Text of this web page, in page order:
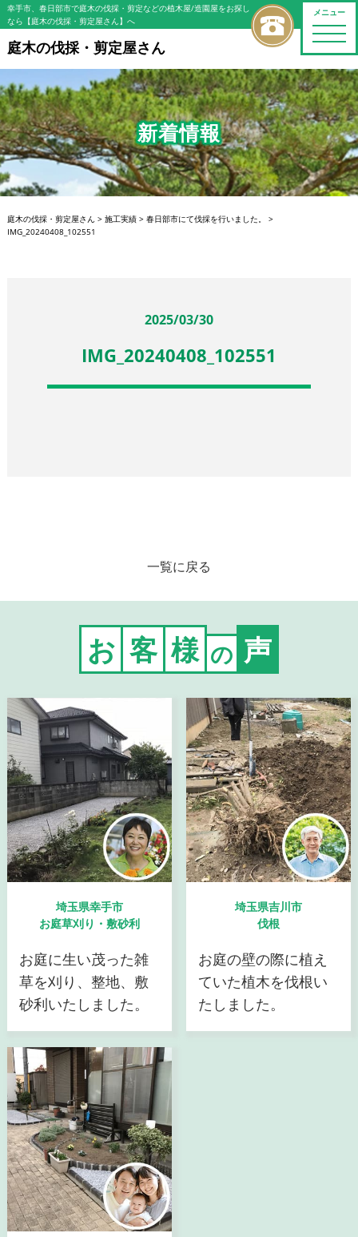
メニュー
toggle
幸手市、春日部市で庭木の伐採・剪定などの植木屋/造園屋をお探し
なら【庭木の伐採・剪定屋さん】へ
庭木の伐採・剪定屋さん
新着情報
庭木の伐採・剪定屋さん > 施工実績> 春日部市にて伐採を行いました。
>
IMG_20240408_102551
2025/03/30
IMG_20240408_102551
一覧に戻る
お 客 様 の 声
埼玉県幸手市
お庭草刈り・敷砂利
お庭に生い茂った雑
草を刈り、整地、敷
砂利いたしました。
埼玉県吉川市
伐根
お庭の壁の際に植え
ていた植木を伐根い
たしました。